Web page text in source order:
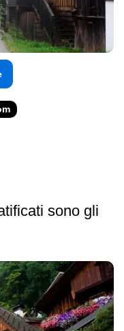
sono gli